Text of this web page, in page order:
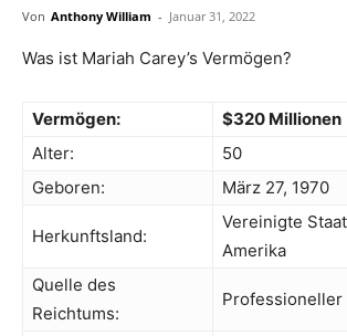
Von Anthony William - Januar 31, 2022
Was ist Mariah Carey’s Vermögen?
Vermögen:
$320 Millionen
Alter:
50
Geboren:
März 27, 1970
Herkunftsland:
Vereinigte
Amerika
Quelle des
Reichtums:
Professioneller